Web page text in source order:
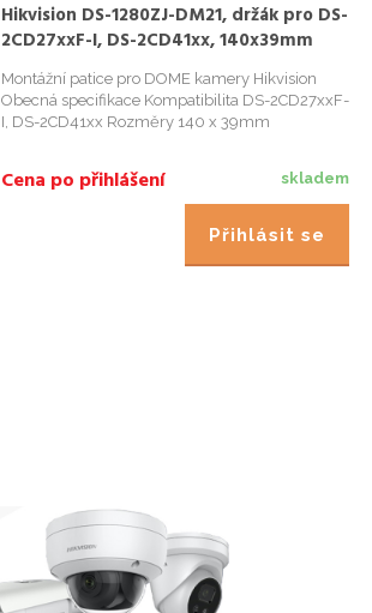
Hikvision DS-1280ZJ-DM21, držák pro DS-
2CD27xxF-I, DS-2CD41xx, 140x39mm
Montážní patice pro DOME kamery Hikvision
Obecná specifikace Kompatibilita DS-2CD27xxF-
I, DS-2CD41xx Rozměry 140 x 39mm
skladem
Cena po přihlášení
Přihlásit se